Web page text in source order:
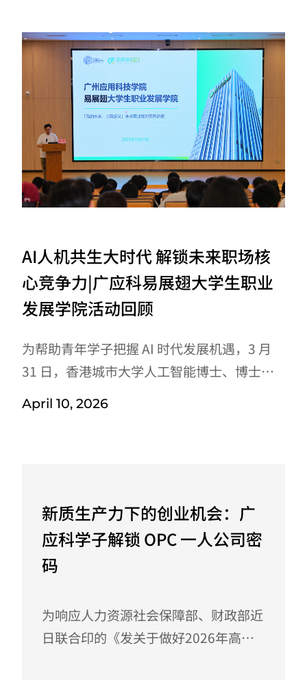
AI人机共生大时代 解锁未来职场核
心竞争力|广应科易展翅大学生职业
发展学院活动回顾
为帮助青年学子把握 AI 时代发展机遇，3 月
31 日，香港城市大学人工智能博士、博士
后，尊一首席人工智能官李宁博士受邀广州应
用科技学院“百越大讲堂”，暨广应科易展翅
师生带来一场前沿科技与职业发展深度融合的
思想盛宴。01 解码 AI 浪潮 从工具到伙伴的巨
大影响讲座中，李宁博士为广应科学子梳理 AI
April 10, 2026
新质生产力下的创业机会：广
应科学子解锁 OPC 一人公司密
码
为响应人力资源社会保障部、财政部近
日联合印的《发关于做好2026年高校